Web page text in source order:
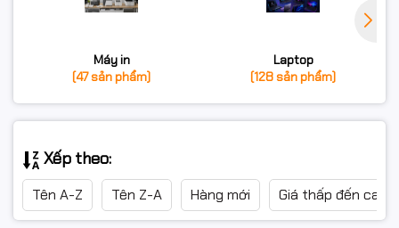
Máy in
(47 sản phẩm)
Laptop
(128 sản phẩm)
Xếp theo:
Tên A-Z Tên Z-A Hàng mới Giá thấp đến cao